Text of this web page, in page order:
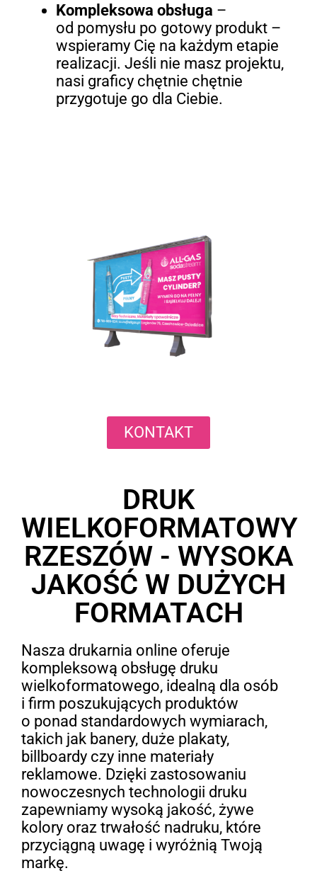
Kompleksowa obsługa –
od pomysłu po gotowy produkt –
wspieramy Cię na każdym etapie
realizacji. Jeśli nie masz projektu,
nasi graficy chętnie chętnie
przygotuje go dla Ciebie.
DRUK
WIELKOFORMATOWY
RZESZÓW - WYSOKA
JAKOŚĆ W DUŻYCH
FORMATACH
Nasza drukarnia online oferuje
kompleksową obsługę druku
wielkoformatowego, idealną dla osób
i firm poszukujących produktów
o ponad standardowych wymiarach,
takich jak banery, duże plakaty,
billboardy czy inne materiały
reklamowe. Dzięki zastosowaniu
nowoczesnych technologii druku
zapewniamy wysoką jakość, żywe
kolory oraz trwałość nadruku, które
przyciągną uwagę i wyróżnią Twoją
markę.
KONTAKT